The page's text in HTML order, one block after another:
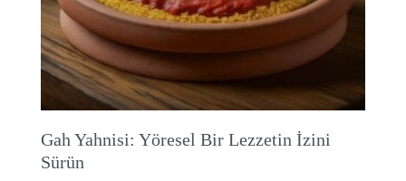
Gah Yahnisi: Yöresel Bir Lezzetin İzini
Sürün